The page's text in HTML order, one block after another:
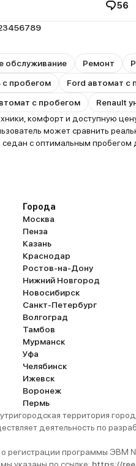
56
3456789
обслуживание Ремонт
с пробегом Ford автомат с
с пробегом
Renault
комфорт и доступную
может сравнить
с оптимальным пробегом
Города
Москва
Пенза
Казань
Краснодар
Ростов-на-Дону
Нижний Новгород
Новосибирск
Санкт-Петербург
Волгоград
Тамбов
Мурманск
Уфа
Челябинск
Ижевск
Воронеж
Пермь
территория
деятельность по
программы ЭВМ